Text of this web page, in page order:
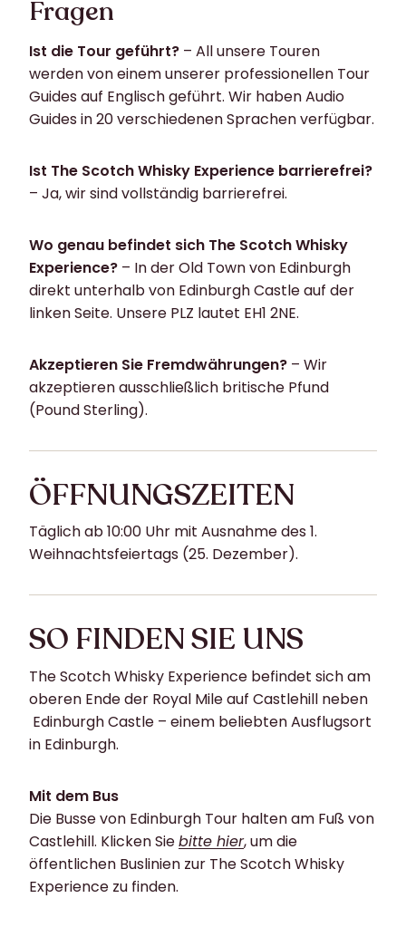
Fragen
Ist die Tour geführt? – All unsere Touren
werden von einem unserer professionellen Tour
Guides auf Englisch geführt. Wir haben Audio
Guides in 20 verschiedenen Sprachen verfügbar.
Ist The Scotch Whisky Experience barrierefrei?
– Ja, wir sind vollständig barrierefrei.
Wo genau befindet sich The Scotch Whisky
Experience? – In der Old Town von Edinburgh
direkt unterhalb von Edinburgh Castle auf der
linken Seite. Unsere PLZ lautet EH1 2NE.
Akzeptieren Sie Fremdwährungen? – Wir
akzeptieren ausschließlich britische Pfund
(Pound Sterling).
ÖFFNUNGSZEITEN
Täglich ab 10:00 Uhr mit Ausnahme des 1.
Weihnachtsfeiertags (25. Dezember).
SO FINDEN SIE UNS
The Scotch Whisky Experience befindet sich am
oberen Ende der Royal Mile auf Castlehill neben
Edinburgh Castle – einem beliebten Ausflugsort
in Edinburgh.
Mit dem Bus
Die Busse von Edinburgh Tour halten am Fuß von
Castlehill. Klicken Siebitte hier, um die
öffentlichen Buslinien zur The Scotch Whisky
Experience zu finden.